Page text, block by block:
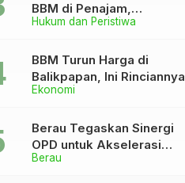
Hukum dan Peristiwa
BBM di Penajam,
Anaknya Patah Kaki
Ekonomi
BBM Turun Harga di
Balikpapan, Ini Rinciannya
Berau
Berau Tegaskan Sinergi
OPD untuk Akselerasi
Pembangunan